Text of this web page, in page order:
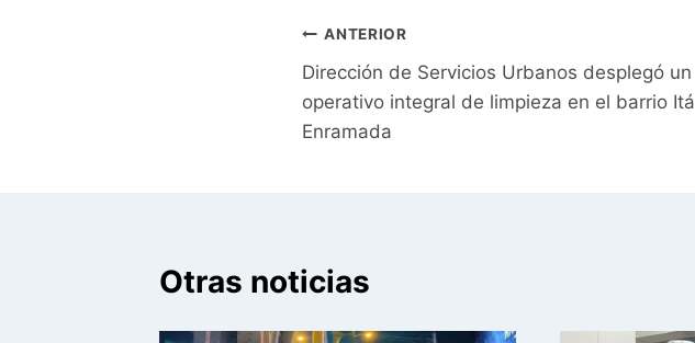
Navegación
de
entradas
ANTERIOR
Dirección de Servicios Urbanos desplegó un
operativo integral de limpieza en el barrio Itá
Enramada
Otras noticias